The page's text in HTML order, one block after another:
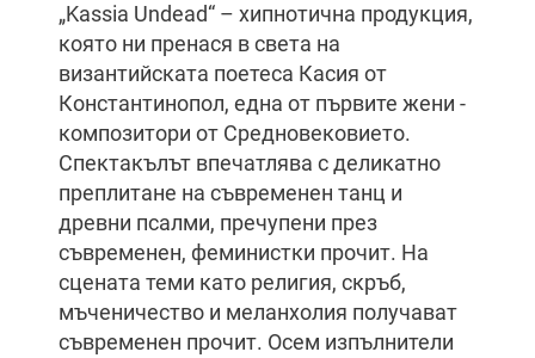
„Kassia Undead“ – хипнотична продукция,
която ни пренася в света на
византийската поетеса Касия от
Константинопол, една от първите жени -
композитори от Средновековието.
Спектакълът впечатлява с деликатно
преплитане на съвременен танц и
древни псалми, пречупени през
съвременен, феминистки прочит. На
сцената теми като религия, скръб,
мъченичество и меланхолия получават
съвременен прочит. Осем изпълнители